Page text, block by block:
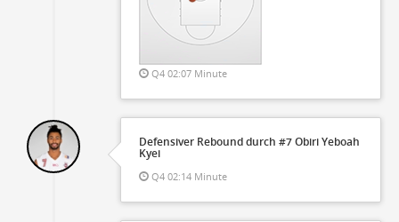
Q4 02:07 Minute
Defensiver Rebound durch #7 Obiri Yeboah
Kyei
Q4 02:14 Minute